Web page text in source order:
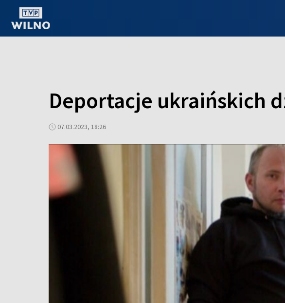
Deportacje ukraińskich
07.03.2023, 18:26